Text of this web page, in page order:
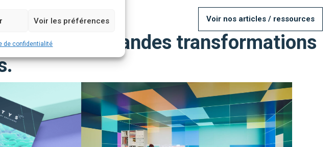
Voir les préférences
de confidentialité
Voir nos articles / ressources
les grandes transformations